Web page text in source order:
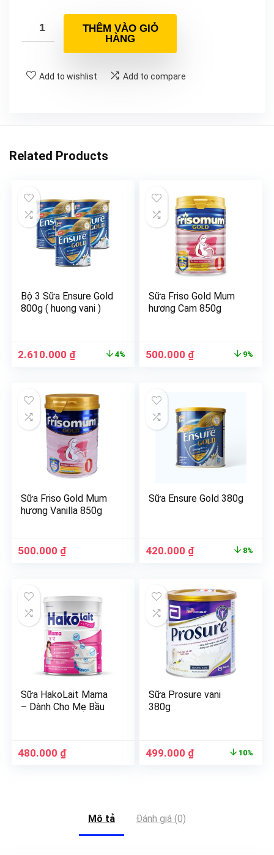
THÊM VÀO GIỎ
HÀNG
Add to wishlist Add to compare
Related Products
Bộ 3 Sữa Ensure Gold
800g ( huong vani )
2.610.000 ₫ 4%
Sữa Friso Gold Mum
hương Cam 850g
500.000 ₫ 9%
Sữa Friso Gold Mum
hương Vanilla 850g
500.000 ₫
Sữa Ensure Gold 380g
420.000 ₫ 8%
Sữa HakoLait Mama
– Dành Cho Mẹ Bầu
480.000 ₫
Sữa Prosure vani
380g
499.000 ₫ 10%
Mô tả Đánh giá (0)